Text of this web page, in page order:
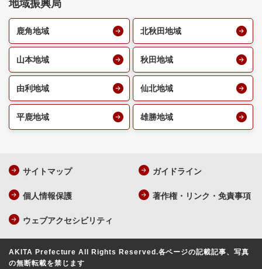
地域振興局
鹿角地域 北秋田地域
山本地域 秋田地域
由利地域 仙北地域
平鹿地域 雄勝地域
サイトマップ ガイドライン
個人情報保護 著作権・リンク・免責事項
ウェブアクセシビリティ
AKITA Prefecture All Rights Reserved.各ページの記載記事、写真
の無断転載を禁じます